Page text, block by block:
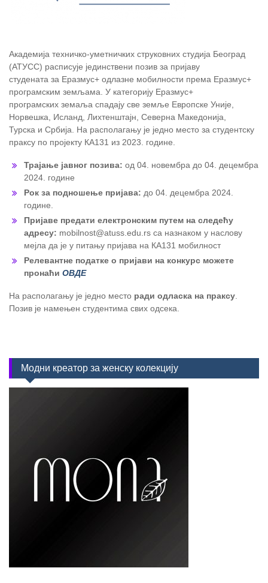
Академија техничко-уметничких струковних студија Београд
(АТУСС) расписује јединствени позив за пријаву
студената за Еразмус+ одлазне мобилности према Еразмус+
програмским земљама. У категорију Еразмус+
програмских земаља спадају све земље Европске Уније,
Норвешка, Исланд, Лихтенштајн, Северна Македонија,
Турска и Србија. На располагању је једно место за студентску
праксу по пројекту КА131 из 2023. године.
Трајање јавног позива: од 04. новембра до 04. децембра
2024. године
Рок за подношење пријава: до 04. децембра 2024.
године.
Пријаве предати електронским путем на следећу
адресу: mobilnost@atuss.edu.rs са назнаком у наслову
мејла да је у питању пријава на КА131 мобилност
Релевантне податке о пријави на конкурс можете
пронаћи ОВДЕ
На располагању је једно место ради одласка на праксу.
Позив је намењен студентима свих одсека.
Модни креатор за женску колекцију